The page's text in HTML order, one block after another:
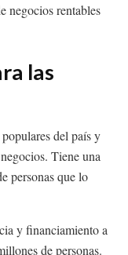
negocios rentables
las
del país y
Tiene una
personas que lo
y financiamiento a
de personas.